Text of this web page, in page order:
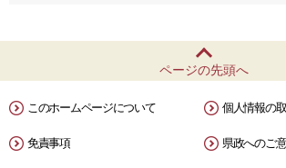
ページの先頭へ
このホームページについて 個人情報の
免責事項 県政へのご